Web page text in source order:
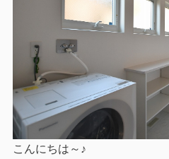
こんにちは～♪